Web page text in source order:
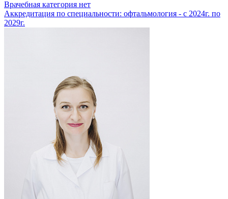
Врачебная категория нет
Аккредитация по специальности: офтальмология - с 2024г. по
2029г.